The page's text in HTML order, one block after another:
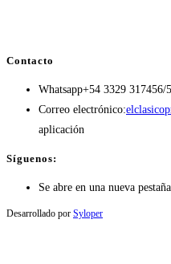
Contacto
Whatsapp+54 3329 317456/
Correo electrónico:
aplicación
Síguenos:
Se abre en una nueva pestaña
Desarrollado por Syloper